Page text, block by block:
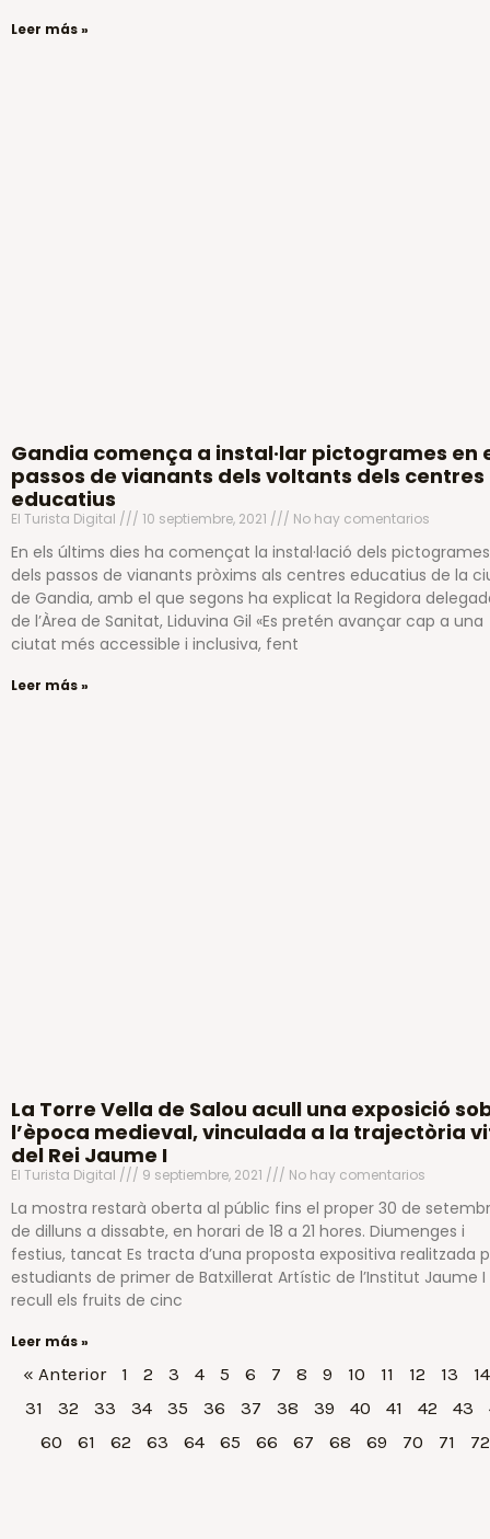
Leer más »
Gandia comença a instal·lar pictogrames en
passos de vianants dels voltants dels centres
educatius
El Turista Digital 10 septiembre, 2021 No hay comentarios
En els últims dies ha començat la instal·lació dels pictogrames
dels passos de vianants pròxims als centres educatius de la
de Gandia, amb el que segons ha explicat la Regidora
de l’Àrea de Sanitat, Liduvina Gil «Es pretén avançar cap a una
ciutat més accessible i inclusiva, fent
Leer más »
La Torre Vella de Salou acull una exposició
l’època medieval, vinculada a la trajectòria
del Rei Jaume I
El Turista Digital 9 septiembre, 2021 No hay comentarios
La mostra restarà oberta al públic fins el proper 30 de
de dilluns a dissabte, en horari de 18 a 21 hores. Diumenges i
festius, tancat Es tracta d’una proposta expositiva realitzada
estudiants de primer de Batxillerat Artístic de l’Institut Jaume I
recull els fruits de cinc
Leer más »
« Anterior 1 2 3 4 5 6 7 8 9 10 11 12 13
14
31
32 33 34 35 36 37 38 39 40 41 42 43
60
61 62 63 64 65 66 67 68 69 70 71 72